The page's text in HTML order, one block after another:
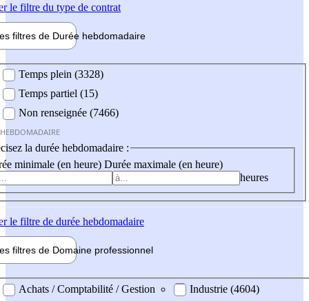
le filtre du type de contrat
filtres de Durée hebdomadaire
Temps plein (3328)
Temps partiel (15)
Non renseignée (7466)
la durée hebdomadaire :
minimale (en heure) Durée maximale (en heure)
heures
le filtre de durée hebdomadaire
filtres de Domaine professionnel
professionel
Achats / Comptabilité / Gestion
Industrie (4604)